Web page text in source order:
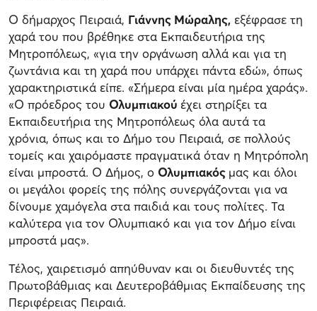
Ο δήμαρχος Πειραιά, Γιάννης Μώραλης, εξέφρασε τη
χαρά του που βρέθηκε στα Εκπαιδευτήρια της
Μητροπόλεως, «για την οργάνωση αλλά και για τη
ζωντάνια και τη χαρά που υπάρχει πάντα εδώ», όπως
χαρακτηριστικά είπε. «Σήμερα είναι μία ημέρα χαράς».
«Ο πρόεδρος του Ολυμπιακού έχει στηρίξει τα
Εκπαιδευτήρια της Μητροπόλεως όλα αυτά τα
χρόνια, όπως και το Δήμο του Πειραιά, σε πολλούς
τομείς και χαιρόμαστε πραγματικά όταν η Μητρόπολη
είναι μπροστά. Ο Δήμος, ο Ολυμπιακός μας και όλοι
οι μεγάλοι φορείς της πόλης συνεργάζονται για να
δίνουμε χαμόγελα στα παιδιά και τους πολίτες. Τα
καλύτερα για τον Ολυμπιακό και για τον Δήμο είναι
μπροστά μας».
Τέλος, χαιρετισμό απηύθυναν και οι διευθυντές της
Πρωτοβάθμιας και Δευτεροβάθμιας Εκπαίδευσης της
Περιφέρειας Πειραιά.